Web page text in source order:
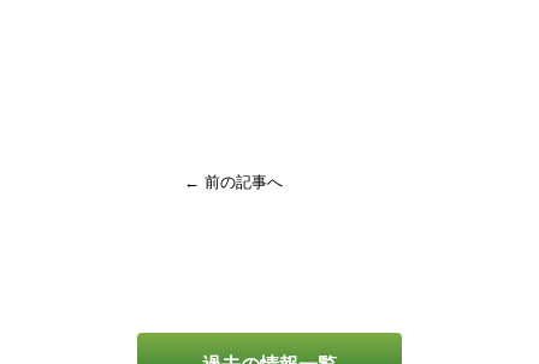
← 前の記事へ